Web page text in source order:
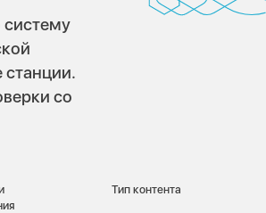
со
Тип контента